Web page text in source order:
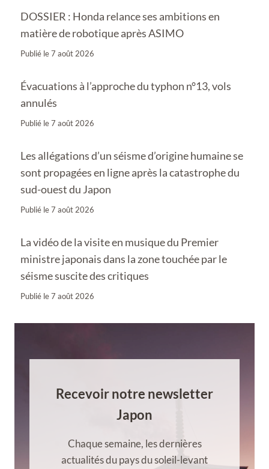
DOSSIER : Honda relance ses ambitions en
matière de robotique après ASIMO
Publié le7 août 2026
Évacuations à l’approche du typhon n°13, vols
annulés
Publié le7 août 2026
Les allégations d’un séisme d’origine humaine se
sont propagées en ligne après la catastrophe du
sud-ouest du Japon
Publié le7 août 2026
La vidéo de la visite en musique du Premier
ministre japonais dans la zone touchée par le
séisme suscite des critiques
Publié le7 août 2026
Recevoir notre newsletter
Japon
Chaque semaine, les dernières
actualités du pays du soleil-levant